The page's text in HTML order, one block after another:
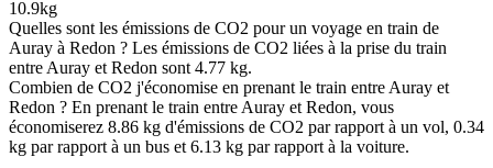
10.9kg
Quelles sont les émissions de CO2 pour un voyage en train de
Auray à Redon ? Les émissions de CO2 liées à la prise du train
entre Auray et Redon sont 4.77 kg.
Combien de CO2 j'économise en prenant le train entre Auray et
Redon ? En prenant le train entre Auray et Redon, vous
économiserez 8.86 kg d'émissions de CO2 par rapport à un vol, 0.34
kg par rapport à un bus et 6.13 kg par rapport à la voiture.